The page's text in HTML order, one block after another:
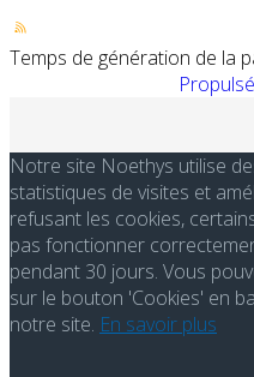
Temps de génération de la
Notre site Noethys utilise
statistiques de visites et
refusant les cookies,
pas fonctionner
pendant 30 jours. Vous
sur le bouton 'Cookies' en
notre site. En savoir plus